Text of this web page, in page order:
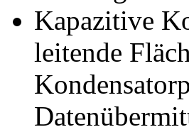
Kapazitive
leitende